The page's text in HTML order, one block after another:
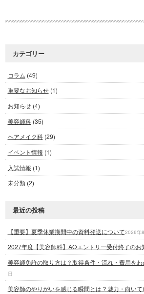
カテゴリー
コラム (49)
重要なお知らせ(1)
お知らせ(4)
美容師科(35)
ヘアメイク科(29)
イベント情報 (1)
入試情報 (1)
未分類(2)
最近の投稿
【重要】夏季休業期間中の資料発送について2026年
2027年度【美容師科】AOエントリー受付終了のお
美容師免許の取り方は？取得条件・流れ・費用を
日
美容師のやりがいを感じる瞬間とは？魅力・向い